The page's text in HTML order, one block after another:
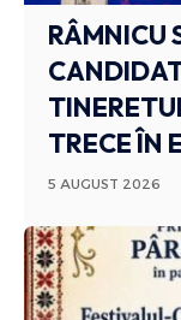
RÂMNICU
TRECE ÎN
5 AUGUST 2026